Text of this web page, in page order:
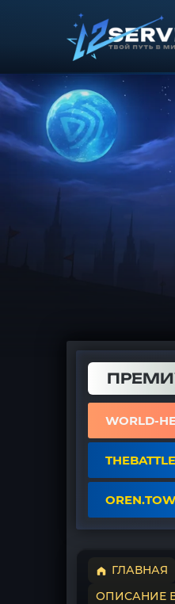
WORLD-
ГЛАВНАЯ
ОПИСАНИЕ